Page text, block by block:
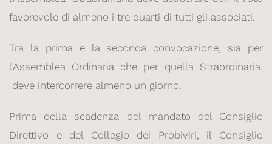
favorevole di almeno i tre quarti di tutti gli associati.
Tra la prima e la seconda convocazione, sia per
l’Assemblea Ordinaria che per quella Straordinaria,
deve intercorrere almeno un giorno.
Prima della scadenza del mandato del Consiglio
Direttivo e del Collegio dei Probiviri, il Consiglio